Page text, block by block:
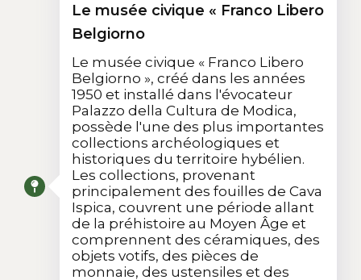
Le musée civique « Franco Libero
Belgiorno
Le musée civique « Franco Libero
Belgiorno », créé dans les années
1950 et installé dans l'évocateur
Palazzo della Cultura de Modica,
possède l'une des plus importantes
collections archéologiques et
historiques du territoire hybélien.
Les collections, provenant
principalement des fouilles de Cava
Ispica, couvrent une période allant
de la préhistoire au Moyen Âge et
comprennent des céramiques, des
objets votifs, des pièces de
monnaie, des ustensiles et des